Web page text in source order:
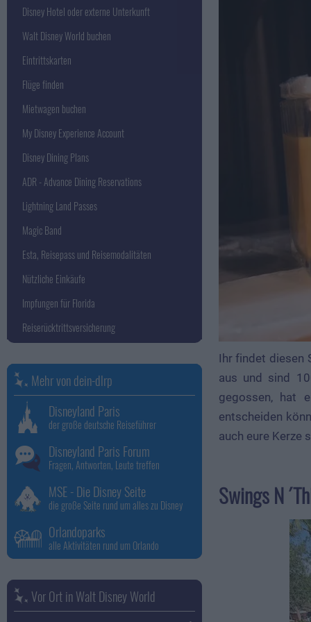
Ihr findet diesen
aus und sind
gegossen, hat
entscheiden
auch eure Kerze
Swings N
Disney Hotel oder externe Unterkunft
Walt Disney World buchen
Eintrittskarten
Flüge finden
Mietwagen buchen
My Disney Experience Account
Disney Dining Plans
ADR - Advance Dining Reservations
Lightning Land Passes
Magic Band
Esta, Reisepass und Reisemodalitäten
Nützliche Einkäufe
Impfungen für Florida
Reiserücktrittsversicherung
Mehr von dein-dlrp
Disneyland Paris
der große deutsche Reiseführer
Disneyland Paris Forum
Fragen, Antworten, Leute treffen
MSE - Die Disney Seite
die große Seite rund um alles zu Disney
Orlandoparks
alle Aktivitäten rund um Orlando
Vor Ort in Walt Disney World